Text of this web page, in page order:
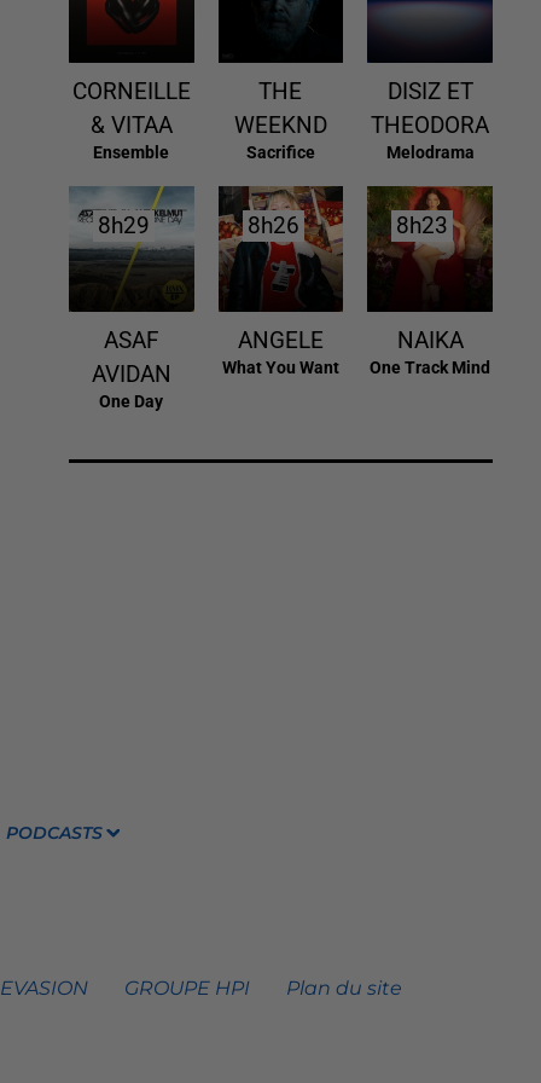
CORNEILLE
& VITAA
Ensemble
THE
WEEKND
Sacrifice
DISIZ ET
THEODORA
Melodrama
8h29
8h29
ASAF
AVIDAN
One Day
8h26
8h26
ANGELE
What You Want
8h23
8h23
NAIKA
One Track Mind
PODCASTS
GROUPE HPI Plan du site